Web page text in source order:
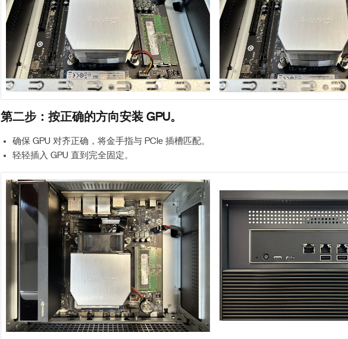
第二步：按正确的方向安装 GPU。
确保 GPU 对齐正确，将金手指与 PCIe 插槽匹配。
轻轻插入 GPU 直到完全固定。